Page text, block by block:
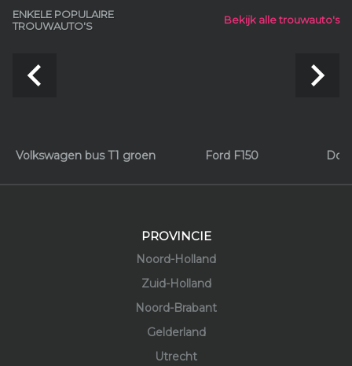
ENKELE POPULAIRE
TROUWAUTO'S
Bekijk alle trouwauto's
Volkswagen bus T1 groen Ford F150
navigate_before navigate_next
PROVINCIE
Noord-Holland
Zuid-Holland
Noord-Brabant
Gelderland
Utrecht